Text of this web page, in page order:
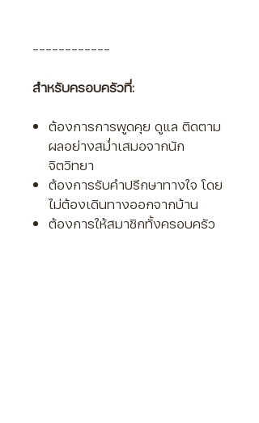
------------
สำหรับครอบครัวที่:
ต้องการการพูดคุย ดูแล ติดตาม
ผลอย่างสม่ำเสมอจากนัก
จิตวิทยา
ต้องการรับคำปรึกษาทางใจ โดย
ไม่ต้องเดินทางออกจากบ้าน
ต้องการให้สมาชิกทั้งครอบครัว